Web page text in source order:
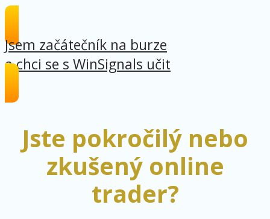
Jsem začátečník na burze
a chci se s WinSignals učit
Jste pokročilý nebo
zkušený online
trader?